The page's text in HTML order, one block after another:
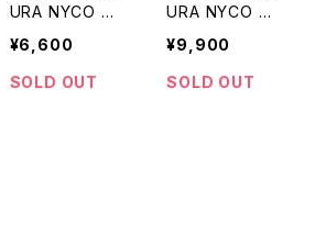
URA NYCO ス
トレッチアンクル
パンツ STUD'S
[スタッズ]
¥6,600
SOLD OUT
URA NYCO ス
トレッチブルゾン
STUD'S[スタッ
ズ]
¥9,900
SOLD OUT